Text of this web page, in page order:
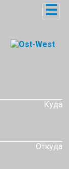
☰
Куда
Откуда